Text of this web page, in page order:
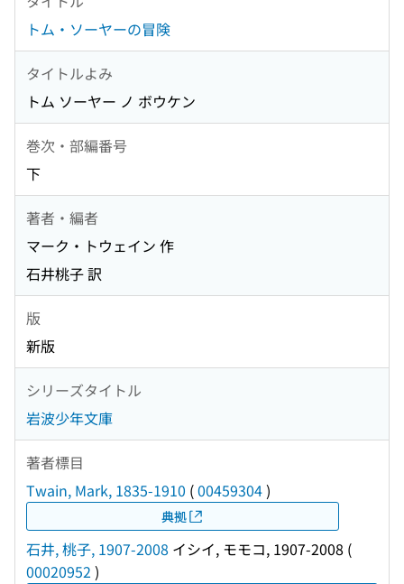
トム・ソーヤーの冒険
タイトルよみ
トム ソーヤー ノ ボウケン
巻次・部編番号
下
著者・編者
マーク・トウェイン 作
石井桃子 訳
版
新版
シリーズタイトル
岩波少年文庫
著者標目
Twain, Mark, 1835-1910 (00459304)
典拠
石井, 桃子, 1907-2008 イシイ, モモコ, 1907-2008 (
00020952 )